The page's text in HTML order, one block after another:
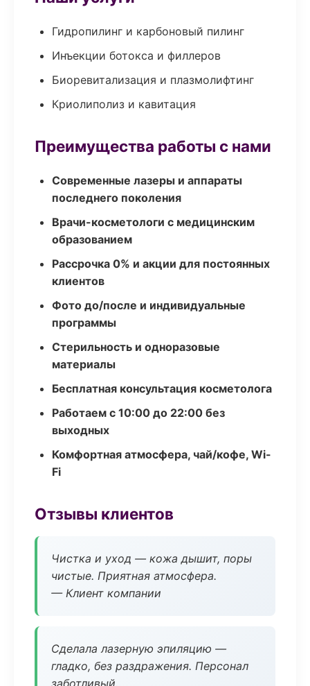
Гидропилинг и карбоновый пилинг
Инъекции ботокса и филлеров
Биоревитализация и плазмолифтинг
Криолиполиз и кавитация
Преимущества работы с нами
Современные лазеры и аппараты
последнего поколения
Врачи-косметологи с медицинским
образованием
Рассрочка 0% и акции для постоянных
клиентов
Фото до/после и индивидуальные
программы
Стерильность и одноразовые
материалы
Бесплатная консультация косметолога
Работаем с 10:00 до 22:00 без
выходных
Комфортная атмосфера, чай/кофе, Wi-
Fi
Отзывы клиентов
Чистка и уход — кожа дышит, поры
чистые. Приятная атмосфера.
— Клиент компании
Сделала лазерную эпиляцию —
гладко, без раздражения. Персонал
заботливый.